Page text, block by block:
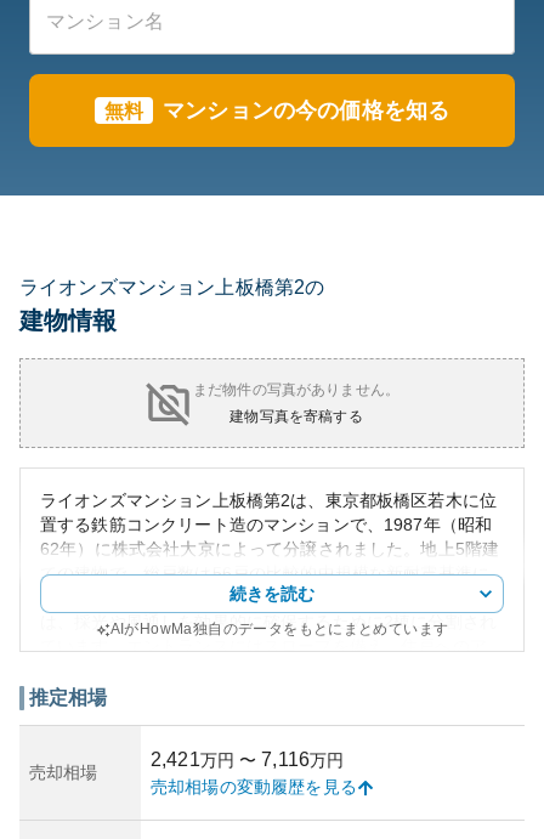
無料 マンションの今の価格を知る
ライオンズマンション上板橋第2の
建物情報
まだ物件の写真がありません。
建物写真を寄稿する
ライオンズマンション上板橋第2は、東京都板橋区若木に位
置する鉄筋コンクリート造のマンションで、1987年（昭和
62年）に株式会社大京によって分譲されました。地上5階建
ての建物で、総戸数は56戸の比較的中規模な新耐震基準に
基づいて施工されたマンションです。その建築デザイン
は、採光や風通しを効果的に確保するために2棟に分割され
リーの配慮がされています。
で、都心へのアクセスも比較的容易で利便性があります。
資産性に関しては、施工から30年以上経過していますが、
新耐震基準で建てられている点は安心材料となります。し
続きを読む
AIがHowMa独自のデータをもとにまとめています
推定相場
売却相場
2,421万円 〜 7,116万円
売却相場の変動履歴を見る